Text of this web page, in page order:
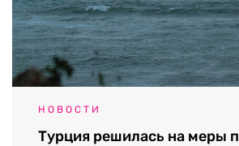
НОВОСТИ
Турция решилась на меры